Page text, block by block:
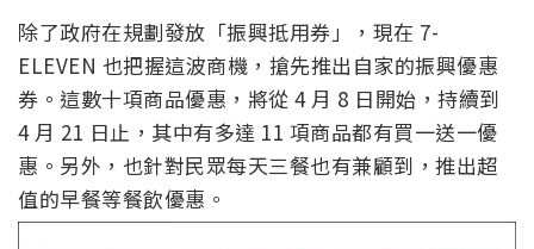
除了政府在規劃發放「振興抵用券」，現在 7-
ELEVEN 也把握這波商機，搶先推出自家的振興優惠
券。這數十項商品優惠，將從 4 月 8 日開始，持續到
4 月 21 日止，其中有多達 11 項商品都有買一送一優
惠。另外，也針對民眾每天三餐也有兼顧到，推出超
值的早餐等餐飲優惠。